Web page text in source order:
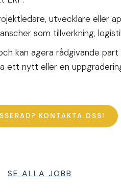
utvecklare eller
som tillverkning,
kan agera rådgivande
ett nytt eller en
KONTAKTA OSS!
SE ALLA JOBB